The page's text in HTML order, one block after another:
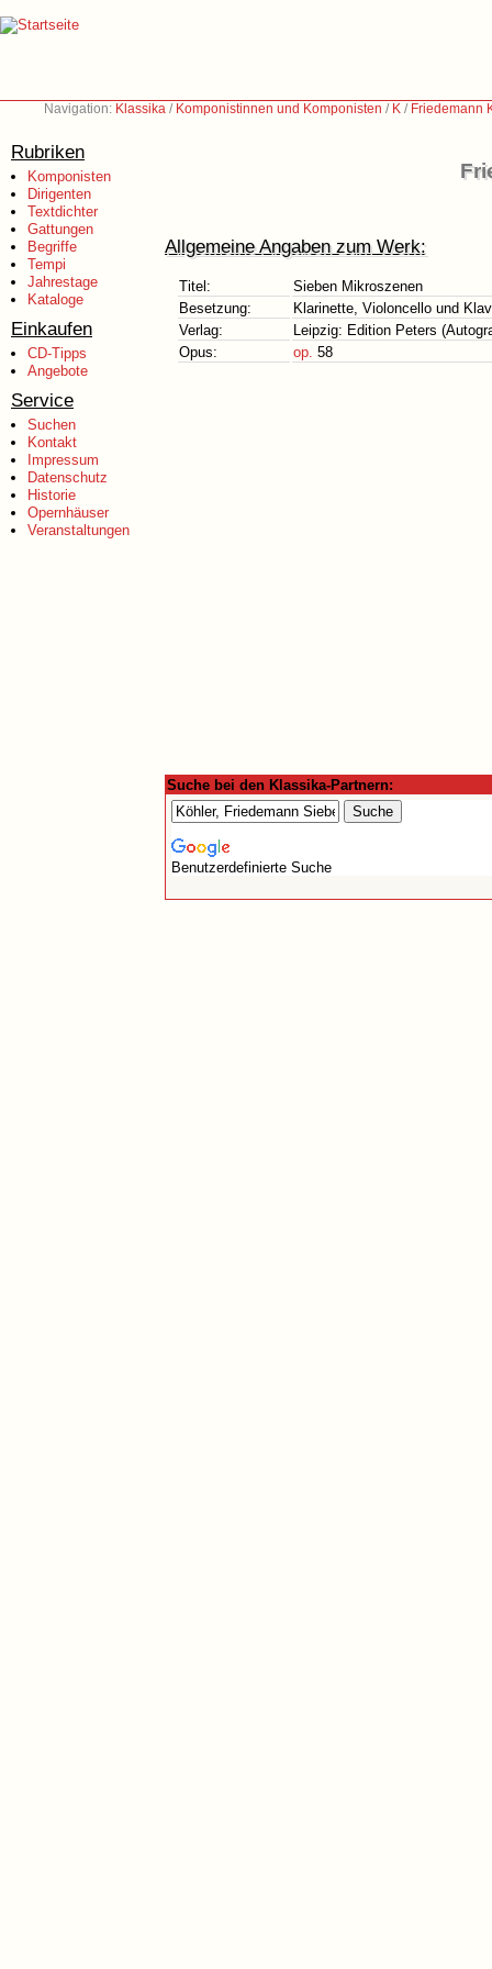
Navigation: Klassika / Komponistinnen und Komponisten / K / Friedemann
Rubriken
Komponisten
Dirigenten
Textdichter
Gattungen
Begriffe
Tempi
Jahrestage
Kataloge
Einkaufen
CD-Tipps
Angebote
Service
Suchen
Kontakt
Impressum
Datenschutz
Historie
Opernhäuser
Veranstaltungen
Allgemeine Angaben zum Werk:
Titel:
Sieben Mikroszenen
Besetzung:
Klarinette, Violoncello und
Verlag:
Leipzig: Edition Peters
Opus:
op. 58
Suche bei den Klassika-Partnern:
Benutzerdefinierte Suche